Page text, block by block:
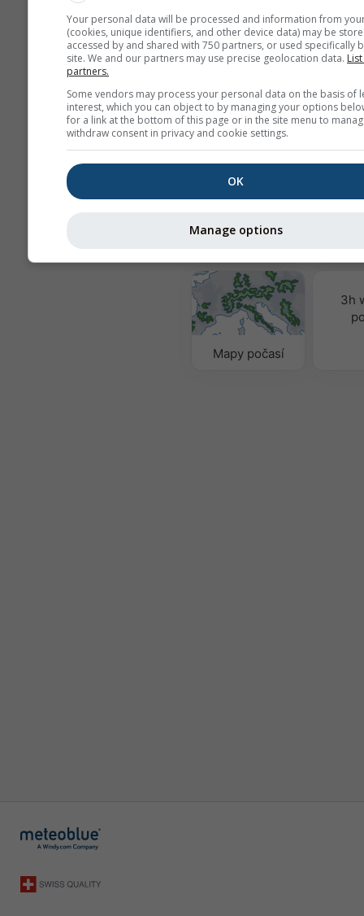
ochrany soukromí
. Používáním
meteoblue souhlasíte s našimi
podmínkami . Vaši e-mailovou
možné používat i s dalšími
Více údajů o počasí
Mapy počasí
3h
Your personal data will be processed and information from
(cookies, unique identifiers, and other device data) may be
accessed by and shared with 750 partners, or used specifically
site. We and our partners may use precise geolocation data.
partners.
Some vendors may process your personal data on the basis of
interest, which you can object to by managing your options
for a link at the bottom of this page or in the site menu to
withdraw consent in privacy and cookie settings.
OK
Manage options